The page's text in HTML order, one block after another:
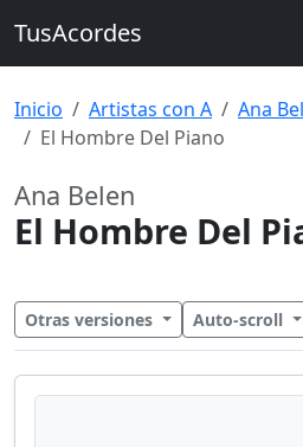
TusAcordes
Inicio Artistas con A
Ana
El Hombre Del Piano
Ana Belen
El Hombre Del
Otras versiones Auto-scroll